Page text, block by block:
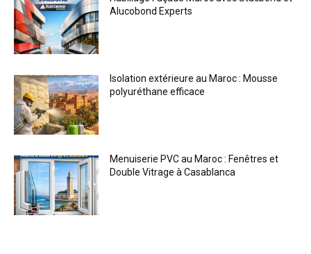
Alucobond Experts
Isolation extérieure au Maroc : Mousse
polyuréthane efficace
Menuiserie PVC au Maroc : Fenêtres et
Double Vitrage à Casablanca